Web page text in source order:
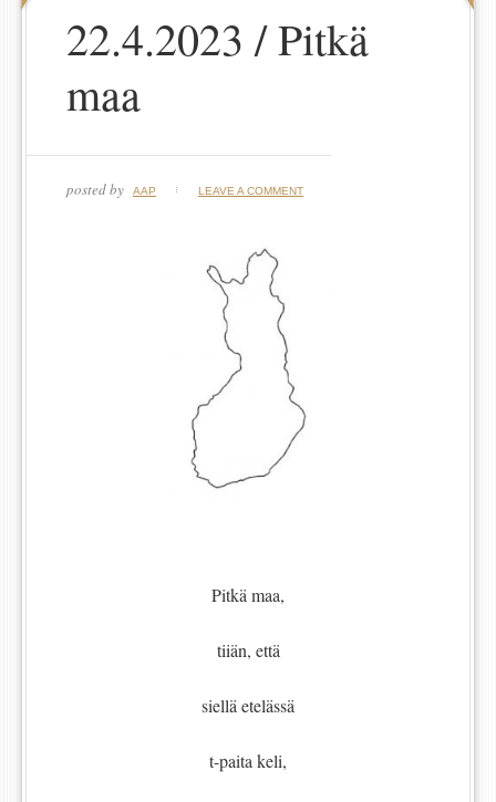
22.4.2023 / Pitkä
maa
posted by AAP LEAVE A COMMENT
Pitkä maa,
tiiän, että
siellä etelässä
t-paita keli,